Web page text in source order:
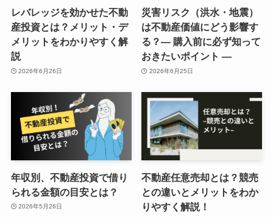
レバレッジを効かせた不動
産投資とは？メリット・デ
メリットをわかりやすく解
説
2026年6月26日
災害リスク（洪水・地震）
は不動産価値にどう影響す
る？― 購入前に必ず知って
おきたいポイント ―
2026年6月25日
年収別、不動産投資で借り
られる金額の目安とは？
2026年5月26日
不動産任意売却とは？競売
との違いとメリットをわか
りやすく解説！